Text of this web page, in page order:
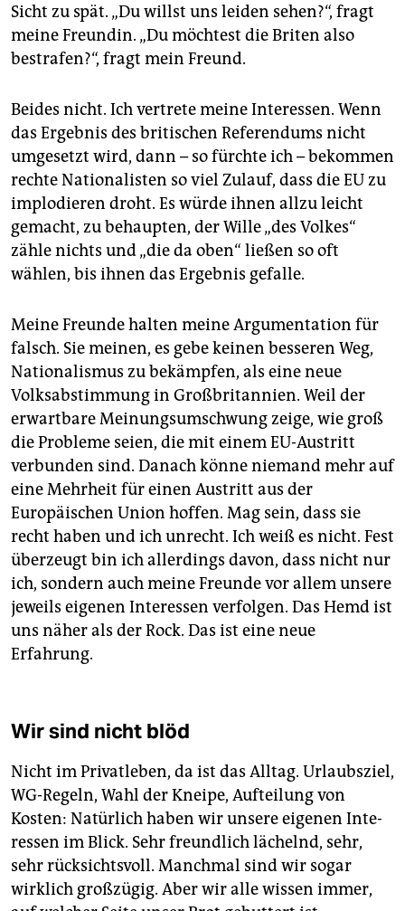
Sicht zu spät. „Du willst uns leiden sehen?“, fragt
meine Freundin. „Du möchtest die Briten also
bestrafen?“, fragt mein Freund.
Beides nicht. Ich vertrete meine Interessen. Wenn
das Ergebnis des britischen Referendums nicht
umgesetzt wird, dann – so fürchte ich – bekommen
rechte Nationalisten so viel Zulauf, dass die EU zu
implodieren droht. Es würde ihnen allzu leicht
gemacht, zu behaupten, der Wille „des Volkes“
zähle nichts und „die da oben“ ließen so oft
wählen, bis ihnen das Ergebnis gefalle.
Meine Freunde halten meine Argumentation für
falsch. Sie meinen, es gebe keinen besseren Weg,
Nationalismus zu bekämpfen, als eine neue
Volksabstimmung in Großbritannien. Weil der
erwartbare Meinungsumschwung zeige, wie groß
die Probleme seien, die mit einem EU-Austritt
verbunden sind. Danach könne niemand mehr auf
eine Mehrheit für einen Austritt aus der
Europäischen Union hoffen. Mag sein, dass sie
recht haben und ich unrecht. Ich weiß es nicht. Fest
überzeugt bin ich allerdings davon, dass nicht nur
ich, sondern auch meine Freunde vor allem unsere
jeweils eigenen Interessen verfolgen. Das Hemd ist
uns näher als der Rock. Das ist eine neue
Erfahrung.
Wir sind nicht blöd
Nicht im Privatleben, da ist das Alltag. Urlaubsziel,
WG-Regeln, Wahl der Kneipe, Aufteilung von
Kosten: Natürlich haben wir unsere eigenen Inte­
res­sen im Blick. Sehr freundlich lächelnd, sehr,
sehr rücksichtsvoll. Manchmal sind wir sogar
wirklich großzügig. Aber wir alle wissen immer,